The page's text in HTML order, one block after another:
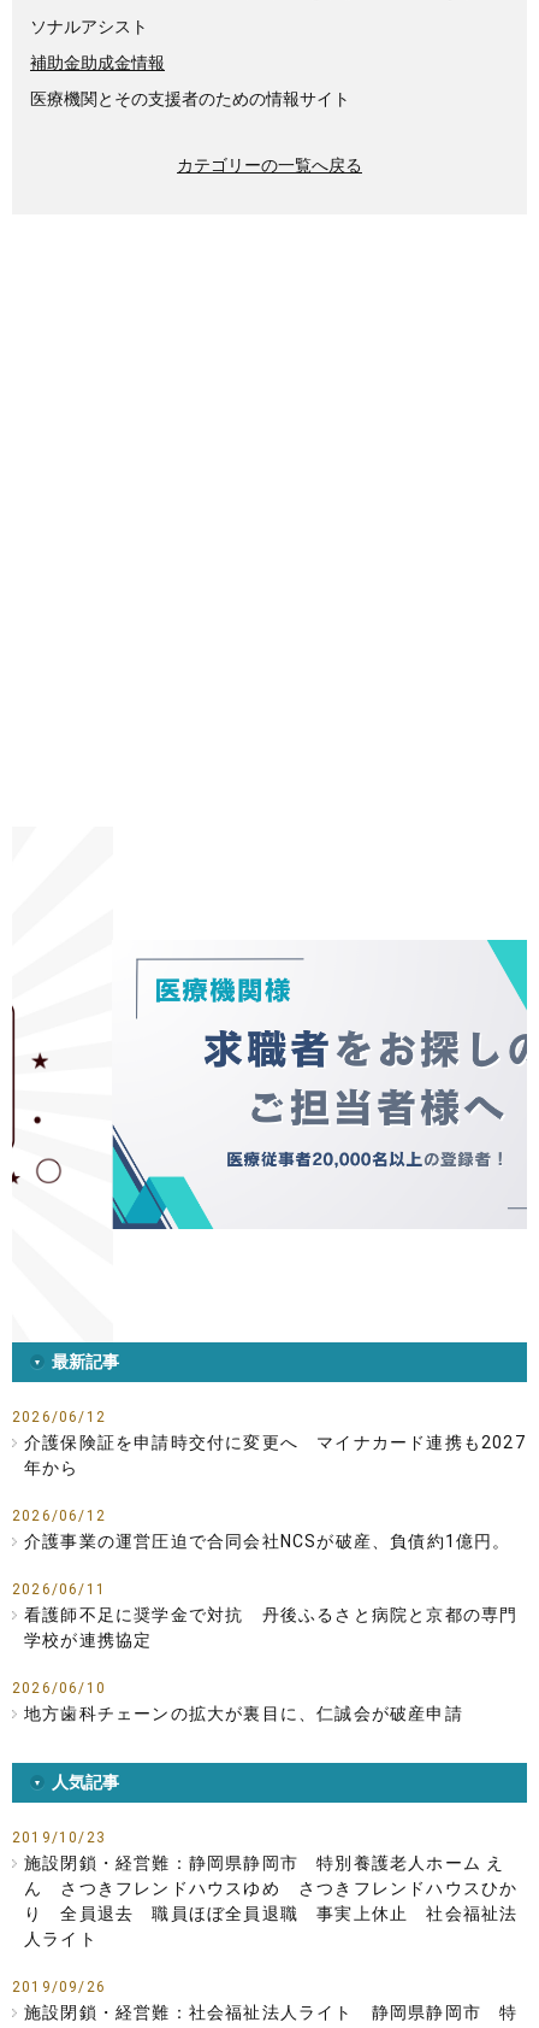
ソナルアシスト
補助金助成金情報
医療機関とその支援者のための情報サイト
カテゴリーの一覧へ戻る
最新記事
2026/06/12
介護保険証を申請時交付に変更へ マイナカード連携も2027
年から
2026/06/12
介護事業の運営圧迫で合同会社NCSが破産、負債約1億円。
2026/06/11
看護師不足に奨学金で対抗 丹後ふるさと病院と京都の専門
学校が連携協定
2026/06/10
地方歯科チェーンの拡大が裏目に、仁誠会が破産申請
人気記事
2019/10/23
施設閉鎖・経営難：静岡県静岡市 特別養護老人ホーム え
ん さつきフレンドハウスゆめ さつきフレンドハウスひか
り 全員退去 職員ほぼ全員退職 事実上休止 社会福祉法
人ライト
2019/09/26
施設閉鎖・経営難：社会福祉法人ライト 静岡県静岡市 特